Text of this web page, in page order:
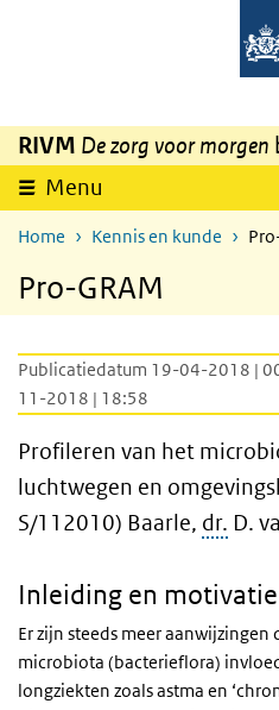
Overslaan en naar de inhoud gaan
RIVM De zorg voor morgen
Menu
Home Kennis en kunde
Pro-GRAM
Publicatiedatum 19-04-2018 |
11-2018 | 18:58
Profileren van het
luchtwegen en
S/112010) Baarle, dr. D.
Inleiding en motivatie
Er zijn steeds meer
microbiota (bacterieflora)
longziekten zoals astma en